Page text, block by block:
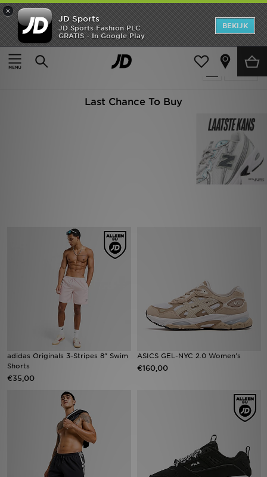
×
JD Sports
JD Sports Fashion PLC
GRATIS - In Google Play
BEKIJK
Thuis
Last-Chance-to-Buy
Producten 814
Last Chance To Buy
adidas Originals 3-Stripes 8" Swim
Shorts
€35,00
ASICS GEL-NYC 2.0 Women's
€160,00
New In
Heren
Download de app
Winkel Zoeken
Bestelling Traceren
Klantenservice